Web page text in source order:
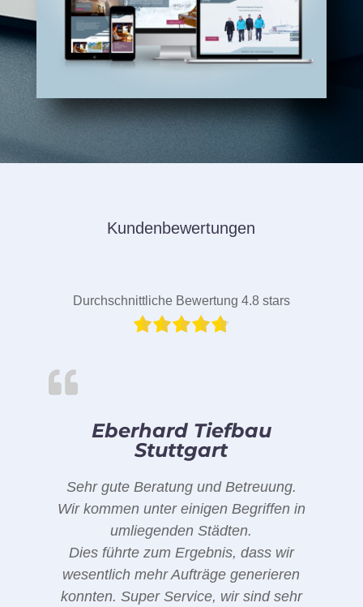
Kundenbewertungen
Durchschnittliche Bewertung 4.8 stars
Eberhard Tiefbau
Stuttgart
Sehr gute Beratung und Betreuung.
Wir kommen unter einigen Begriffen in
umliegenden Städten.
Dies führte zum Ergebnis, dass wir
wesentlich mehr Aufträge generieren
konnten. Super Service, wir sind sehr